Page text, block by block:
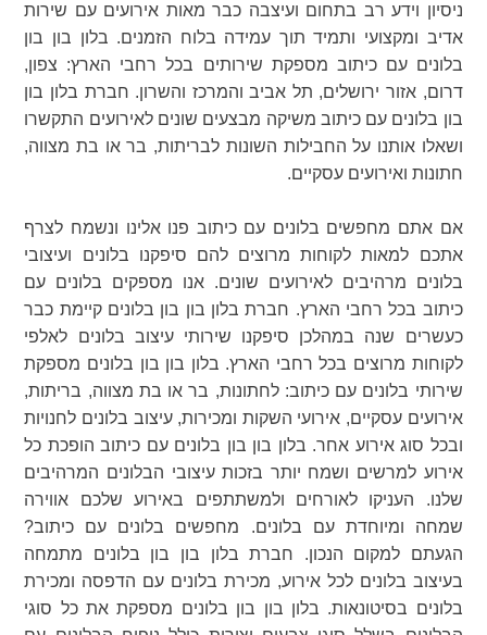
ניסיון וידע רב בתחום ועיצבה כבר מאות אירועים עם שירות
אדיב ומקצועי ותמיד תוך עמידה בלוח הזמנים. בלון בון בון
בלונים עם כיתוב מספקת שירותים בכל רחבי הארץ: צפון,
דרום, אזור ירושלים, תל אביב והמרכז והשרון. חברת בלון בון
בון בלונים עם כיתוב משיקה מבצעים שונים לאירועים התקשרו
ושאלו אותנו על החבילות השונות לבריתות, בר או בת מצווה,
חתונות ואירועים עסקיים.
אם אתם מחפשים בלונים עם כיתוב פנו אלינו ונשמח לצרף
אתכם למאות לקוחות מרוצים להם סיפקנו בלונים ועיצובי
בלונים מרהיבים לאירועים שונים. אנו מספקים בלונים עם
כיתוב בכל רחבי הארץ. חברת בלון בון בון בלונים קיימת כבר
כעשרים שנה במהלכן סיפקנו שירותי עיצוב בלונים לאלפי
לקוחות מרוצים בכל רחבי הארץ. בלון בון בון בלונים מספקת
שירותי בלונים עם כיתוב: לחתונות, בר או בת מצווה, בריתות,
אירועים עסקיים, אירועי השקות ומכירות, עיצוב בלונים לחנויות
ובכל סוג אירוע אחר. בלון בון בון בלונים עם כיתוב הופכת כל
אירוע למרשים ושמח יותר בזכות עיצובי הבלונים המרהיבים
שלנו. העניקו לאורחים ולמשתתפים באירוע שלכם אווירה
שמחה ומיוחדת עם בלונים. מחפשים בלונים עם כיתוב?
הגעתם למקום הנכון. חברת בלון בון בון בלונים מתמחה
בעיצוב בלונים לכל אירוע, מכירת בלונים עם הדפסה ומכירת
בלונים בסיטונאות. בלון בון בון בלונים מספקת את כל סוגי